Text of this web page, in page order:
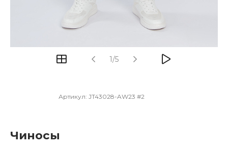
1/5
Артикул: JT43028-AW23 #2
Чиносы